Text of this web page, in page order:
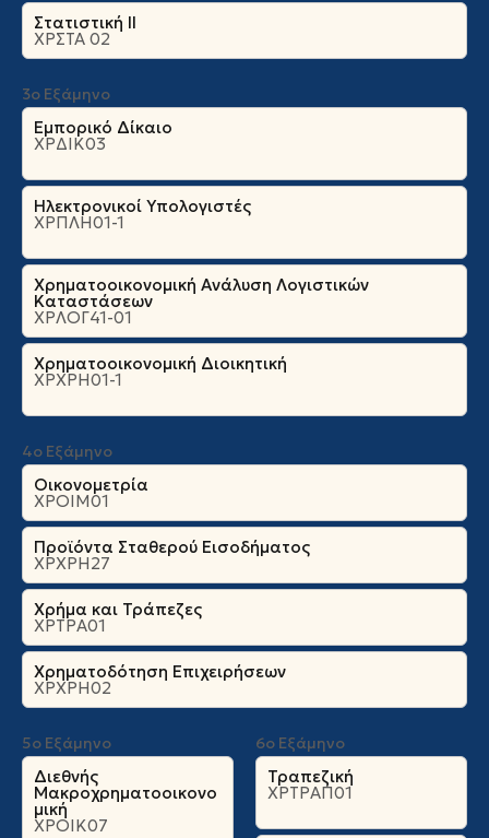
Στατιστική ΙΙ
ΧΡΣΤΑ 02
3ο Εξάμηνο
Εμπορικό Δίκαιο
ΧΡΔΙΚ03
Ηλεκτρονικοί Υπολογιστές
ΧΡΠΛΗ01-1
Χρηματοοικονομική Ανάλυση Λογιστικών
Καταστάσεων
ΧΡΛΟΓ41-01
Χρηματοοικονομική Διοικητική
ΧΡΧΡΗ01-1
4ο Εξάμηνο
Οικονομετρία
ΧΡΟΙΜ01
Προϊόντα Σταθερού Εισοδήματος
ΧΡΧΡΗ27
Χρήμα και Τράπεζες
ΧΡΤΡΑ01
Χρηματοδότηση Επιχειρήσεων
ΧΡΧΡΗ02
5ο Εξάμηνο
Διεθνής
Μακροχρηματοοικονο
μική
ΧΡΟΙΚ07
6ο Εξάμηνο
Τραπεζική
ΧΡΤΡΑΠ01